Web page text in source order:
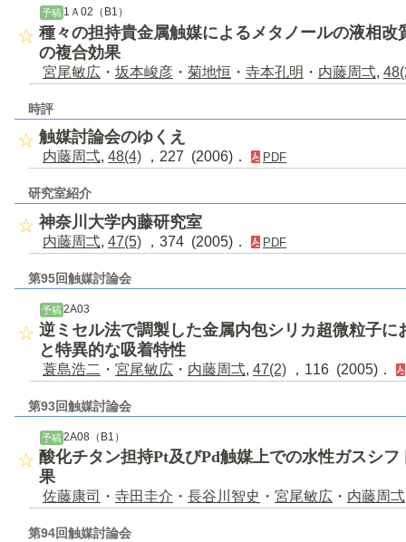
予稿 1Ａ02（B1）
種々の担持貴金属触媒によるメタノールの液相改
の複合効果
宮尾敏広 ・ 坂本峻彦 ・ 菊地恒 ・ 寺本孔明 ・ 内藤周弌,
時評
触媒討論会のゆくえ
内藤周弌, 48(4) ，227 (2006)． PDF
研究室紹介
神奈川大学内藤研究室
内藤周弌, 47(5) ，374 (2005)． PDF
第95回触媒討論会
予稿 2A03
逆ミセル法で調製した金属内包シリカ超微粒子に
と特異的な吸着特性
蓑島浩二 ・ 宮尾敏広 ・ 内藤周弌, 47(2) ，116 (2005)．
第93回触媒討論会
予稿 2A08（B1）
酸化チタン担持Pt及びPd触媒上での水性ガスシ
果
佐藤康司 ・ 寺田圭介 ・ 長谷川智史 ・ 宮尾敏広 ・ 内藤周弌
第94回触媒討論会